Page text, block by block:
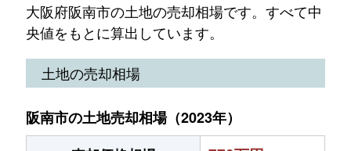
大阪府阪南市の土地の売却相場です。すべて中
央値をもとに算出しています。
土地の売却相場
阪南市の土地売却相場（2023年）